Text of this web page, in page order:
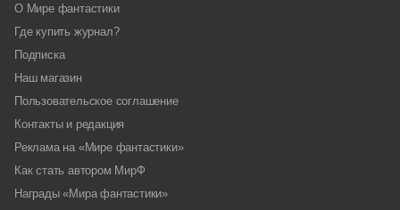
О Мире фантастики
Где купить журнал?
Подписка
Наш магазин
Пользовательское соглашение
Контакты и редакция
Реклама на «Мире фантастики»
Как стать автором МирФ
Награды «Мира фантастики»